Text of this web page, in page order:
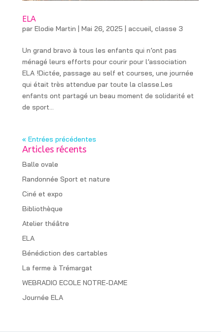
ELA
par Elodie Martin | Mai 26, 2025 | accueil, classe 3
Un grand bravo à tous les enfants qui n’ont pas
ménagé leurs efforts pour courir pour l’association
ELA !Dictée, passage au self et courses, une journée
qui était très attendue par toute la classe.Les
enfants ont partagé un beau moment de solidarité et
de sport...
« Entrées précédentes
Articles récents
Balle ovale
Randonnée Sport et nature
Ciné et expo
Bibliothèque
Atelier théâtre
ELA
Bénédiction des cartables
La ferme à Trémargat
WEBRADIO ECOLE NOTRE-DAME
Journée ELA